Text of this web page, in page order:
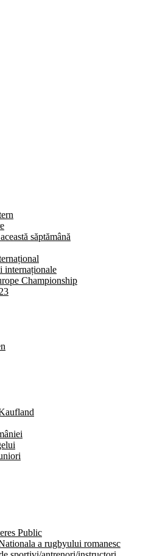
săptămână
internaționale
Championship
Public
a rugbyului romanesc